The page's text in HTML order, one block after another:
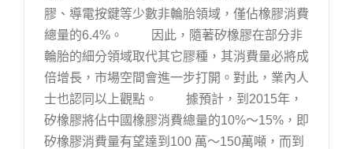
膠、導電按鍵等少數非輪胎領域，僅佔橡膠消費
總量的6.4%。 因此，隨著矽橡膠在部分非
輪胎的細分領域取代其它膠種，其消費量必將成
倍增長，市場空間會進一步打開。對此，業內人
士也認同以上觀點。 據預計，到2015年，
矽橡膠將佔中國橡膠消費總量的10%～15%，即
矽橡膠消費量有望達到100 萬～150萬噸，而到